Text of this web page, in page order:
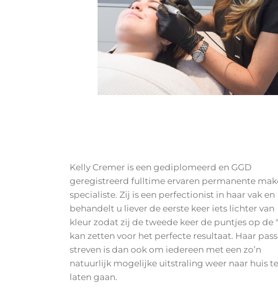
Kelly Cremer is een gediplomeerd en GGD
geregistreerd fulltime ervaren permanente
specialiste. Zij is een perfectionist in haar vak en
behandelt u liever de eerste keer iets lichter van
kleur zodat zij de tweede keer de puntjes op de
kan zetten voor het perfecte resultaat. Haar
streven is dan ook om iedereen met een zo’n
natuurlijk mogelijke uitstraling weer naar huis te
laten gaan.